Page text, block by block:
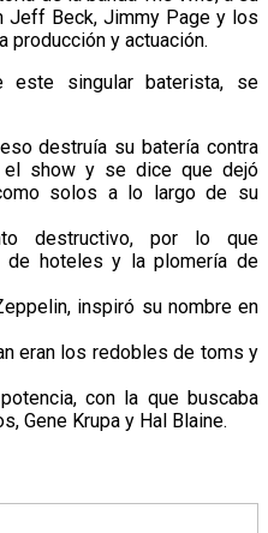
Jeff Beck, Jimmy Page y los
producción y actuación.
este singular baterista, se
destruía su batería contra
el show y se dice que dejó
solos a lo largo de su
destructivo, por lo que
de hoteles y la plomería de
inspiró su nombre en
eran los redobles de toms y
con la que buscaba
Gene Krupa y Hal Blaine.